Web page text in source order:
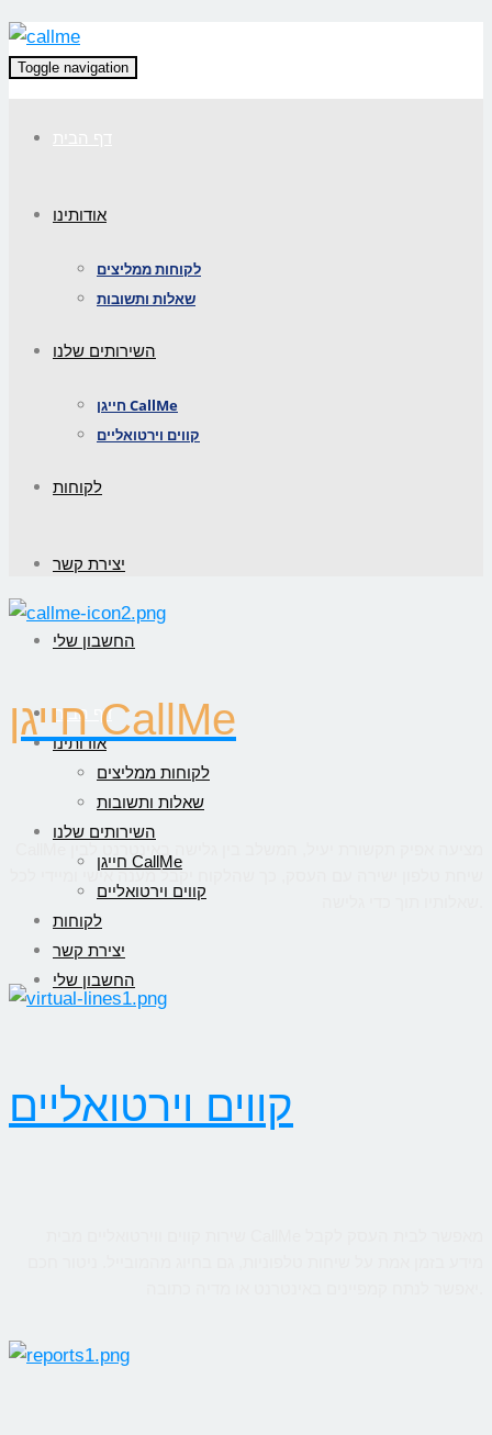
Toggle navigation
אודותינו
לקוחות ממליצים
שאלות ותשובות
השירותים שלנו
חייגן CallMe
קווים וירטואליים
לקוחות
יצירת קשר
החשבון שלי
דף הבית
אודותינו
לקוחות ממליצים
שאלות ותשובות
השירותים שלנו
חייגן CallMe
קווים וירטואליים
לקוחות
יצירת קשר
החשבון שלי
חייגן CallMe
שיחת טלפון ישירה עם העסק, כך שהלקוח יקבל מענה אישי ומיידי לכל
קווים וירטואליים